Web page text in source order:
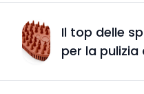
Il top delle
per la pulizia